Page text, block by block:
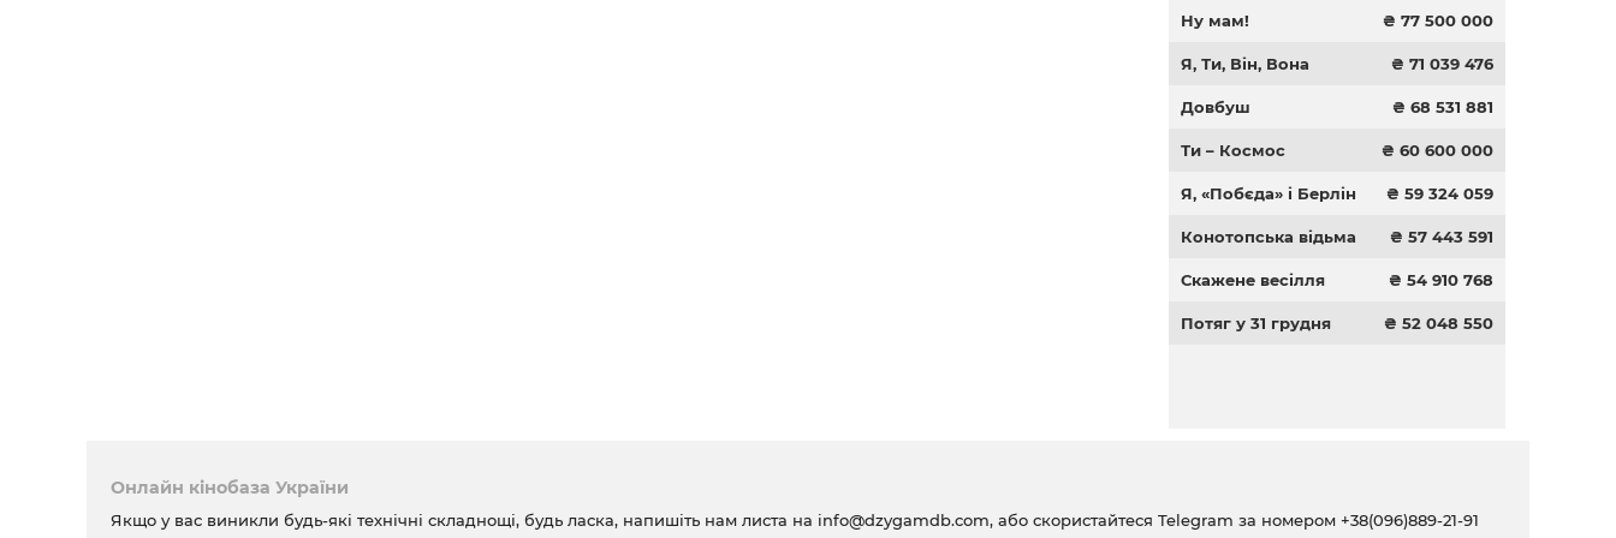
Ну мам! ₴ 77 500 000
Я, Ти, Він, Вона ₴ 71 039 476
Довбуш ₴ 68 531 881
Ти – Космос ₴ 60 600 000
Я, «Побєда» і Берлін ₴ 59 324 059
Конотопська відьма ₴ 57 443 591
Скажене весілля ₴ 54 910 768
Потяг у 31 грудня ₴ 52 048 550
Онлайн кінобаза України
Якщо у вас виникли будь-які технічні складнощі, будь ласка, напишіть нам листа на info@dzygamdb.com, або скористайтеся Telegram за номером +38(096)889-21-91